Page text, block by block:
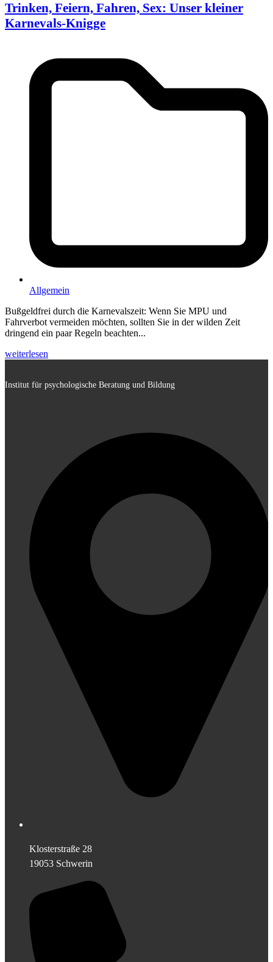
Trinken, Feiern, Fahren, Sex: Unser kleiner
Karnevals-Knigge
Allgemein
Bußgeldfrei durch die Karnevalszeit: Wenn Sie MPU und
Fahrverbot vermeiden möchten, sollten Sie in der wilden Zeit
dringend ein paar Regeln beachten...
weiterlesen
Institut für psychologische Beratung und Bildung
Klosterstraße 28
19053 Schwerin